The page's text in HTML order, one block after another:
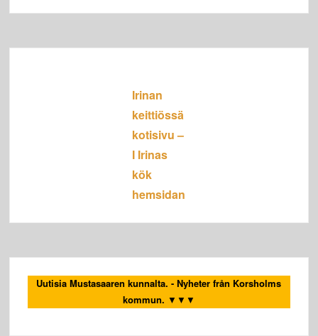
Irinan
keittiössä
kotisivu –
I Irinas
kök
hemsidan
Uutisia Mustasaaren kunnalta. - Nyheter från Korsholms
kommun. ▼▼▼